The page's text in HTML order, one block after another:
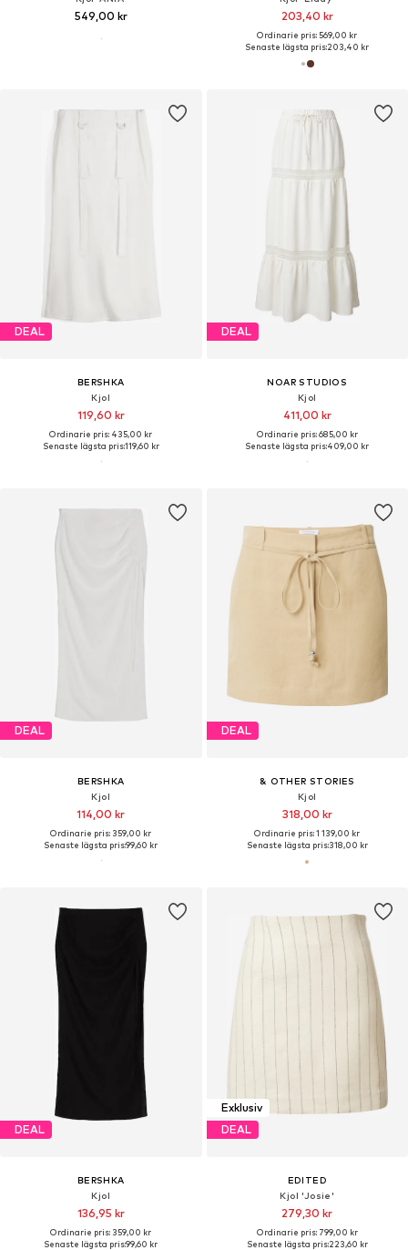
549,00 kr 203,40 kr
Ordinarie pris: 569,00 kr
Senaste lägsta pris:203,40 kr
DEAL
BERSHKA
Kjol
119,60 kr
Ordinarie pris: 435,00 kr
Senaste lägsta pris:119,60 kr
DEAL
NOAR STUDIOS
Kjol
411,00 kr
Ordinarie pris: 685,00 kr
Senaste lägsta pris:409,00 kr
DEAL
BERSHKA
Kjol
114,00 kr
Ordinarie pris: 359,00 kr
Senaste lägsta pris:99,60 kr
DEAL
& OTHER STORIES
Kjol
318,00 kr
Ordinarie pris: 1 139,00 kr
Senaste lägsta pris:318,00 kr
DEAL
BERSHKA
Kjol
136,95 kr
Ordinarie pris: 359,00 kr
Senaste lägsta pris:99,60 kr
Exklusiv
DEAL
EDITED
Kjol 'Josie'
279,30 kr
Ordinarie pris: 799,00 kr
Senaste lägsta pris:223,60 kr